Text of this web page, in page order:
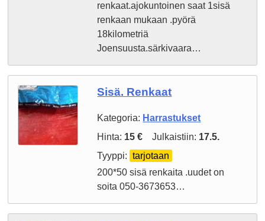
renkaat.ajokuntoinen saat 1sisä
renkaan mukaan .pyörä
18kilometriä
Joensuusta.särkivaara…
Sisä. Renkaat
Kategoria: Harrastukset
Hinta: 15 € Julkaistiin: 17.5.
Tyyppi:
tarjotaan
200*50 sisä renkaita .uudet on
soita 050-3673653…